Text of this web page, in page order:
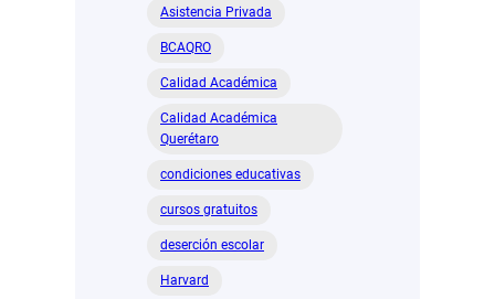
Asistencia Privada
BCAQRO
Calidad Académica
Calidad Académica
Querétaro
condiciones educativas
cursos gratuitos
deserción escolar
Harvard